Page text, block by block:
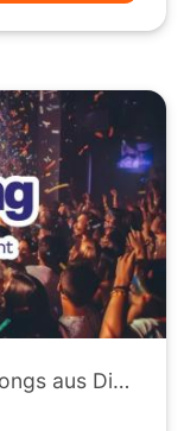
SingAlong Hamburg - Songs aus Disney Filmen